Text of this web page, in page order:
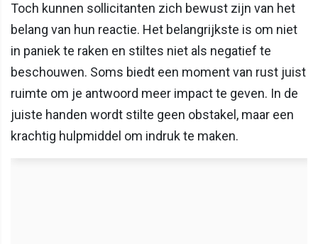
Toch kunnen sollicitanten zich bewust zijn van het
belang van hun reactie. Het belangrijkste is om niet
in paniek te raken en stiltes niet als negatief te
beschouwen. Soms biedt een moment van rust juist
ruimte om je antwoord meer impact te geven. In de
juiste handen wordt stilte geen obstakel, maar een
krachtig hulpmiddel om indruk te maken.